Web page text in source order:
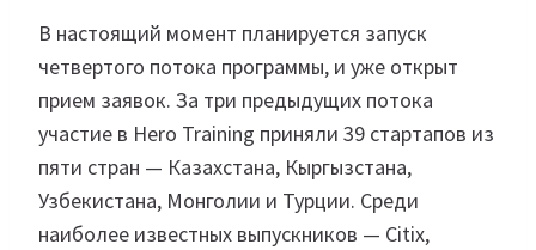
В настоящий момент планируется запуск
четвертого потока программы, и уже открыт
прием заявок. За три предыдущих потока
участие в Hero Training приняли 39 стартапов из
пяти стран — Казахстана, Кыргызстана,
Узбекистана, Монголии и Турции. Среди
наиболее известных выпускников — Citix,